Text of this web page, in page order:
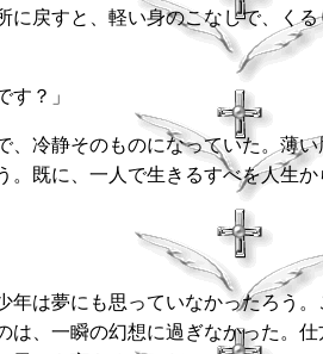
に戻すと、軽い身のこなしで、く
す？」
、冷静そのものになっていた。薄
既に、一人で生きるすべを人生か
は夢にも思っていなかったろう。
、一瞬の幻想に過ぎなかった。仕